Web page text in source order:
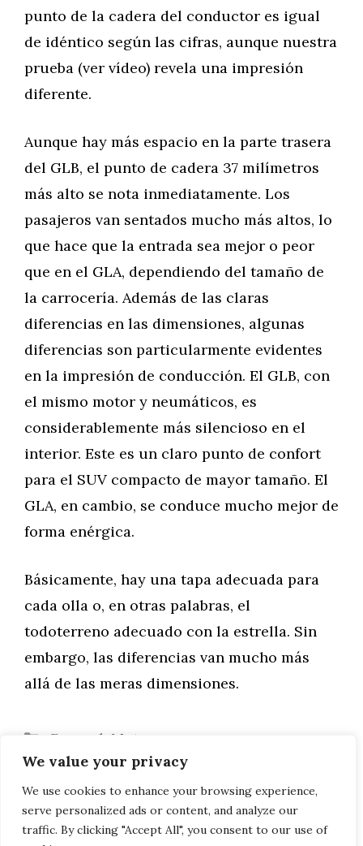
We value your privacy
We use cookies to enhance your browsing experience,
serve personalized ads or content, and analyze our
traffic. By clicking "Accept All", you consent to our use of
punto de la cadera del conductor es igual
de idéntico según las cifras, aunque nuestra
prueba (ver vídeo) revela una impresión
diferente.
Aunque hay más espacio en la parte trasera
del GLB, el punto de cadera 37 milímetros
más alto se nota inmediatamente. Los
pasajeros van sentados mucho más altos, lo
que hace que la entrada sea mejor o peor
que en el GLA, dependiendo del tamaño de
la carrocería. Además de las claras
diferencias en las dimensiones, algunas
diferencias son particularmente evidentes
en la impresión de conducción. El GLB, con
el mismo motor y neumáticos, es
considerablemente más silencioso en el
interior. Este es un claro punto de confort
para el SUV compacto de mayor tamaño. El
GLA, en cambio, se conduce mucho mejor de
forma enérgica.
Básicamente, hay una tapa adecuada para
cada olla o, en otras palabras, el
todoterreno adecuado con la estrella. Sin
embargo, las diferencias van mucho más
allá de las meras dimensiones.
Categorías
General Motor
Prueba del EQC 400 4MATIC: el coche
eléctrico para los conductores de Mercedes
El nuevo Seat León: lo que nos espera